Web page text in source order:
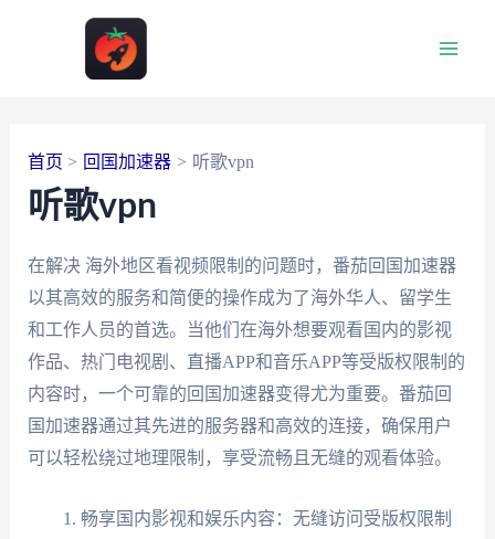
首页 回国加速器 听歌vpn
听歌vpn
在解决 海外地区看视频限制的问题时，番茄回国加速器
以其高效的服务和简便的操作成为了海外华人、留学生
和工作人员的首选。当他们在海外想要观看国内的影视
作品、热门电视剧、直播APP和音乐APP等受版权限制的
内容时，一个可靠的回国加速器变得尤为重要。番茄回
国加速器通过其先进的服务器和高效的连接，确保用户
可以轻松绕过地理限制，享受流畅且无缝的观看体验。
畅享国内影视和娱乐内容：无缝访问受版权限制